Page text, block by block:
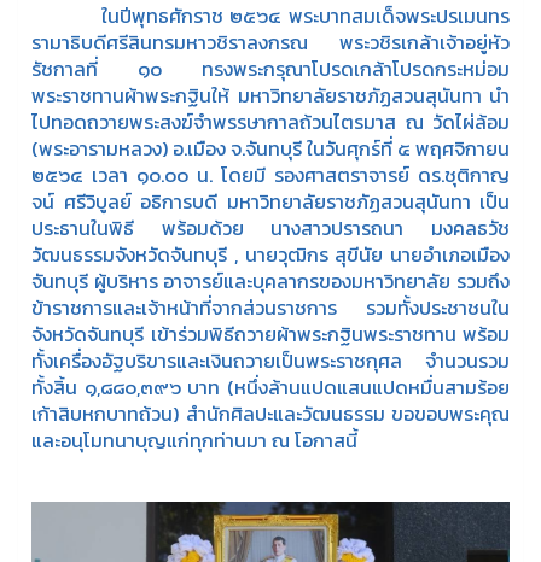
ในปีพุทธศักราช ๒๕๖๔ พระบาทสมเด็จพระปรเมนทร
รามาธิบดีศรีสินทรมหาวชิราลงกรณ พระวชิรเกล้าเจ้าอยู่หัว
รัชกาลที่ ๑๐ ทรงพระกรุณาโปรดเกล้าโปรดกระหม่อม
พระราชทานผ้าพระกฐินให้ มหาวิทยาลัยราชภัฏสวนสุนันทา นำ
ไปทอดถวายพระสงฆ์จำพรรษากาลถ้วนไตรมาส ณ วัดไผ่ล้อม
(พระอารามหลวง) อ.เมือง จ.จันทบุรี ในวันศุกร์ที่ ๕ พฤศจิกายน
๒๕๖๔ เวลา ๑๐.๐๐ น. โดยมี รองศาสตราจารย์ ดร.ชุติกาญ
จน์ ศรีวิบูลย์ อธิการบดี มหาวิทยาลัยราชภัฏสวนสุนันทา เป็น
ประธานในพิธี พร้อมด้วย นางสาวปรารถนา มงคลธวัช
วัฒนธรรมจังหวัดจันทบุรี , นายวุฒิกร สุขีนัย นายอำเภอเมือง
จันทบุรี ผู้บริหาร อาจารย์และบุคลากรของมหาวิทยาลัย รวมถึง
ข้าราชการและเจ้าหน้าที่จากส่วนราชการ รวมทั้งประชาชนใน
จังหวัดจันทบุรี เข้าร่วมพิธีถวายผ้าพระกฐินพระราชทาน พร้อม
ทั้งเครื่องอัฐบริขารและเงินถวายเป็นพระราชกุศล จำนวนรวม
ทั้งสิ้น ๑,๘๘๐,๓๙๖ บาท (หนึ่งล้านแปดแสนแปดหมื่นสามร้อย
เก้าสิบหกบาทถ้วน) สำนักศิลปะและวัฒนธรรม ขอขอบพระคุณ
และอนุโมทนาบุญแก่ทุกท่านมา ณ โอกาสนี้